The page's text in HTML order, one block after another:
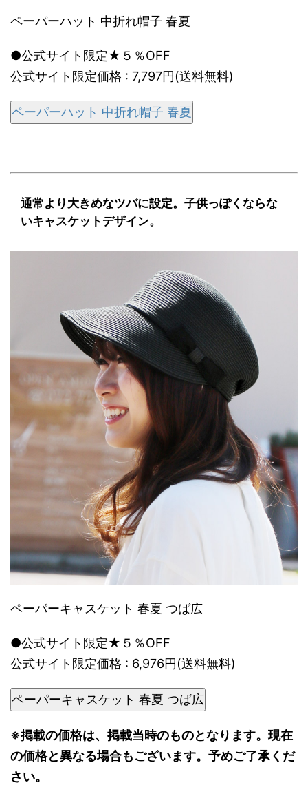
ペーパーハット 中折れ帽子 春夏
●公式サイト限定★５％OFF
公式サイト限定価格 : 7,797円(送料無料)
ペーパーハット 中折れ帽子 春夏
通常より大きめなツバに設定。子供っぽくならな
いキャスケットデザイン。
ペーパーキャスケット 春夏 つば広
●公式サイト限定★５％OFF
公式サイト限定価格 : 6,976円(送料無料)
ペーパーキャスケット 春夏 つば広
※掲載の価格は、掲載当時のものとなります。現在
の価格と異なる場合もございます。予めご了承くだ
さい。